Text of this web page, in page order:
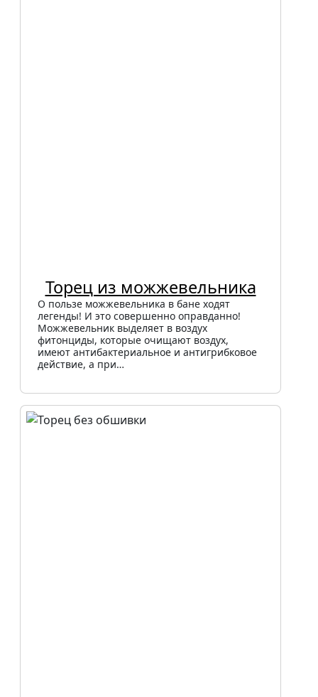
Торец из можжевельника
О пользе можжевельника в бане ходят
легенды! И это совершенно оправданно!
Можжевельник выделяет в воздух
фитонциды, которые очищают воздух,
имеют антибактериальное и антигрибковое
действие, а при…